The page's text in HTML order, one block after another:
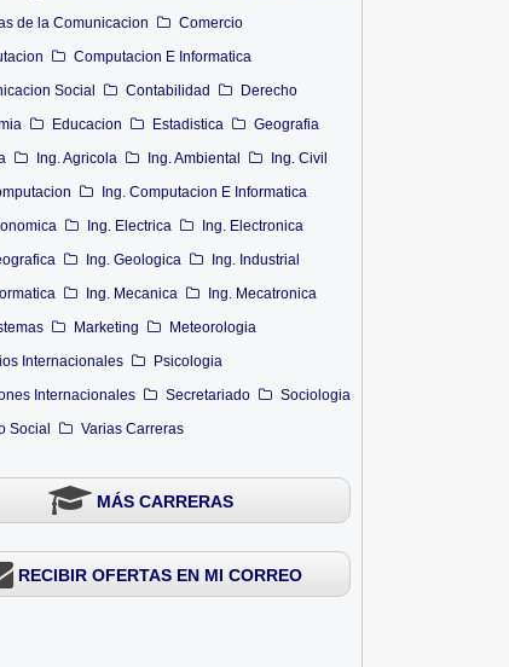
de la Comunicacion
Comercio
Computacion E Informatica
Social
Contabilidad
Derecho
Educacion Estadistica
Geografia
Ing. Agricola Ing. Ambiental
Ing. Civil
Ing. Computacion E Informatica
Ing. Electrica
Ing. Electronica
Ing. Geologica
Ing. Industrial
Ing. Mecanica
Ing. Mecatronica
Marketing
Meteorologia
Internacionales
Psicologia
Internacionales
Secretariado
Sociologia
Social
Varias Carreras
MÁS CARRERAS
RECIBIR OFERTAS EN MI CORREO